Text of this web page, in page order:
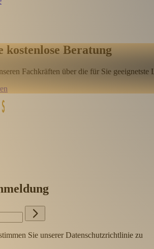
kostenlose Beratung
Fachkräften über die für Sie geeignetste
Sie unserer Datenschutzrichtlinie zu